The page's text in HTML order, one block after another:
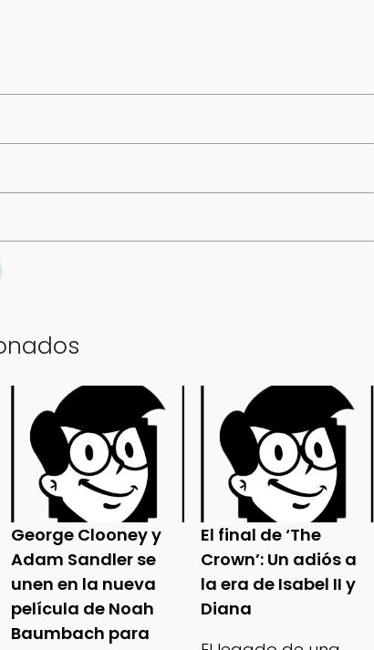
George Clooney y
Adam Sandler se
unen en la nueva
película de Noah
Baumbach para
El final de ‘The
Crown’: Un adiós a
la era de Isabel II y
Diana